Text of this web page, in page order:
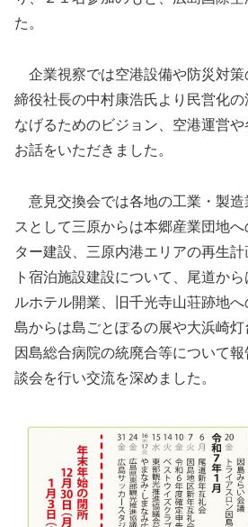
た。
企業視察では空港設備や防災対策
締役社長の中村康浩氏より民営化
なげるためのビジョン、空港運営
お話をいただきました。
意見交換会では各地の工業・製造
スとして三原からは本郷産業団地
ター建設、三原内港エリアの再生
ト宿泊施設建設について、尾道か
ルホテル開業、旧千光寺山荘跡地
島からは島ごとぽるの展や大浜崎灯
因島総合病院の統廃合等について
談会を行い交流を深めました。